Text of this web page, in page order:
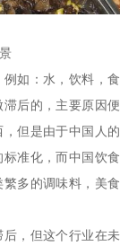
如：水，饮料，
后的，主要原因
但是由于中国人
准化，而中国饮
多的调味料，美
，但这个行业在